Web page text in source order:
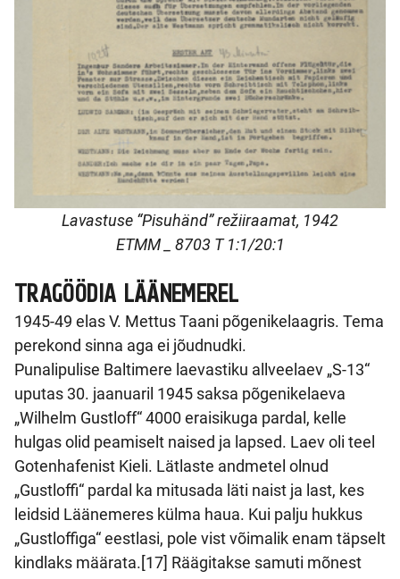
Lavastuse “Pisuhänd” režiiraamat, 1942
ETMM _ 8703 T 1:1/20:1
TRAGÖÖDIA LÄÄNEMEREL
1945-49 elas V. Mettus Taani põgenikelaagris. Tema
perekond sinna aga ei jõudnudki.
Punalipulise Baltimere laevastiku allveelaev „S-13“
uputas 30. jaanuaril 1945 saksa põgenikelaeva
„Wilhelm Gustloff“ 4000 eraisikuga pardal, kelle
hulgas olid peamiselt naised ja lapsed. Laev oli teel
Gotenhafenist Kieli. Lätlaste andmetel olnud
„Gustloffi“ pardal ka mitusada läti naist ja last, kes
leidsid Läänemeres külma haua. Kui palju hukkus
„Gustloffiga“ eestlasi, pole vist võimalik enam täpselt
kindlaks määrata.[17] Räägitakse samuti mõnest